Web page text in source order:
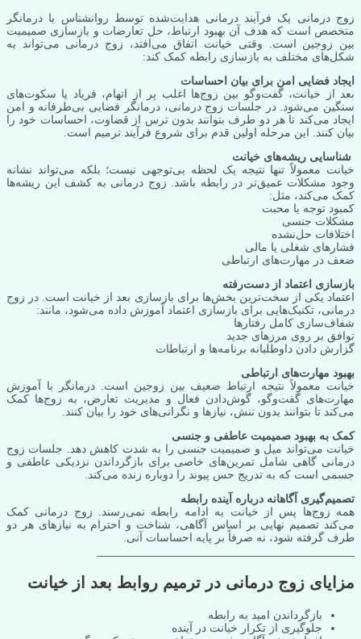
زوج درمانی یک فرآیند درمانی هدایت‌شده توسط روانشناس یا درمانگر
متخصص است که هدف آن بهبود ارتباط، حل تعارضات و بازسازی صمیمیت
بین زوجین است. وقتی خیانت اتفاق می‌افتد، زوج درمانی می‌تواند به
شکل‌های مختلف به بازسازی رابطه کمک کند:
ایجاد فضایی امن برای بیان احساسات
بعد از خیانت، گفت‌وگو بین زوج‌ها اغلب پر از اتهام، فریاد یا سکوت‌های
سنگین می‌شود. در جلسات زوج درمانی، درمانگر فضایی بی‌طرفانه و امن
ایجاد می‌کند تا هر دو طرف بتوانند بدون ترس از قضاوت، احساسات خود را
بیان کنند. این مرحله اولین قدم برای شروع فرآیند ترمیم است.
شناسایی ریشه‌های خیانت
خیانت معمولاً تنها نتیجه یک لحظه بی‌توجهی نیست؛ بلکه می‌تواند نشانه
وجود مشکلات عمیق‌تر در رابطه باشد. زوج درمانی به کشف این ریشه‌ها
کمک می‌کند، مثل:
کمبود توجه یا محبت
مشکلات جنسی
اختلافات حل‌نشده
فشارهای شغلی یا مالی
ضعف در مهارت‌های ارتباطی
بازسازی اعتماد از دست‌رفته
اعتماد یکی از سخت‌ترین بخش‌ها برای بازسازی بعد از خیانت است. در زوج
درمانی، تکنیک‌هایی برای بازسازی اعتماد آموزش داده می‌شود، مانند:
شفاف‌سازی کامل رفتارها
توافق بر روی مرزهای جدید
گزارش‌ دادن داوطلبانه برنامه‌ها و ارتباطات
بهبود مهارت‌های ارتباطی
خیانت معمولاً نتیجه ارتباط ضعیف بین زوجین است. درمانگر با آموزش
مهارت‌های گفت‌وگو، گوش‌دادن فعال و مدیریت تعارض، به زوج‌ها کمک
می‌کند تا بتوانند بدون تنش، نیازها و نگرانی‌های خود را بیان کنند.
کمک به بهبود صمیمیت عاطفی و جنسی
خیانت می‌تواند میل و صمیمیت جنسی را به شدت کاهش دهد. جلسات زوج
درمانی گاهی شامل تمرین‌های خاصی برای بازگرداندن نزدیکی عاطفی و
جسمی است که به تدریج حس پیوند را دوباره زنده می‌کند.
تصمیم‌گیری آگاهانه درباره آینده رابطه
همه زوج‌ها پس از خیانت به ادامه رابطه نمی‌رسند. زوج درمانی کمک
می‌کند تصمیم نهایی بر اساس آگاهی، شناخت و احترام به نیازهای هر دو
طرف گرفته شود، نه صرفاً بر پایه احساسات آنی.
مزایای زوج درمانی در ترمیم روابط بعد از خیانت
بازگرداندن امید به رابطه
جلوگیری از تکرار خیانت در آینده